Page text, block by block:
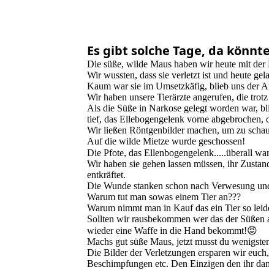
Es gibt solche Tage, da
Die süße, wilde Maus haben wir heute mit der
Wir wussten, dass sie verletzt ist und heute
Kaum war sie im Umsetzkäfig, blieb uns der
Wir haben unsere Tierärzte angerufen, die
Als die Süße in Narkose gelegt worden war,
tief, das Ellebogengelenk vorne
Wir ließen Röntgenbilder machen, um zu
Auf die wilde Mietze wurde geschossen!
Die Pfote, das Ellenbogengelenk.....überall
Wir haben sie gehen lassen müssen, ihr
entkräftet.
Die Wunde stanken schon nach Verwesung
Warum tut man sowas einem Tier an???
Warum nimmt man in Kauf das ein Tier so
Sollten wir rausbekommen wer das der
wieder eine Waffe in die Hand bekommt!😡
Machs gut süße Maus, jetzt musst du
Die Bilder der Verletzungen ersparen wir
Beschimpfungen etc. Den Einzigen den ihr